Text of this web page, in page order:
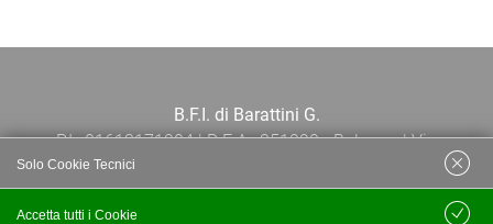
B.F.I. di Barattini G.
P.I.: 01613171204 | R.E.A.: 351290 - Bologna | Via
Po 13E, 40139, Bologna | Telefono: 051
444638 | Email: bfi@bfi.bo.it
Accetta tutti i Cookie
Solo Cookie Tecnici
Salva